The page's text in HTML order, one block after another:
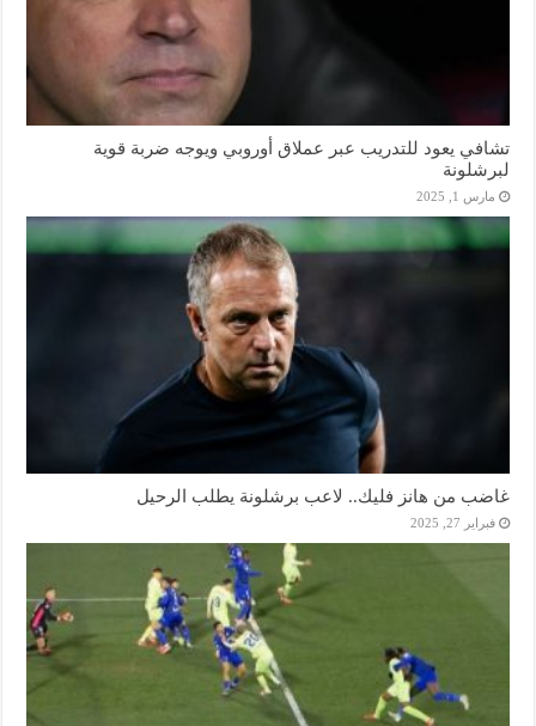
تشافي يعود للتدريب عبر عملاق أوروبي ويوجه ضربة قوية
لبرشلونة
مارس 1, 2025
غاضب من هانز فليك.. لاعب برشلونة يطلب الرحيل
فبراير 27, 2025